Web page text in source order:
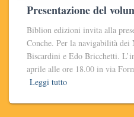
Presentazione del
Biblion edizioni invita alla
Conche. Per la navigabilità
Biscardini e Edo Bricchetti.
aprile alle ore 18.00 in via
Leggi tutto